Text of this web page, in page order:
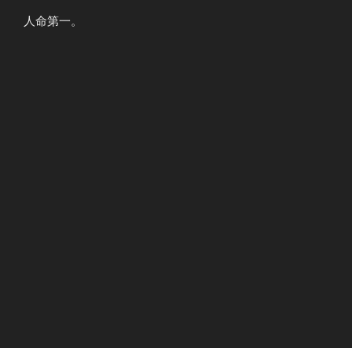
人命第一。